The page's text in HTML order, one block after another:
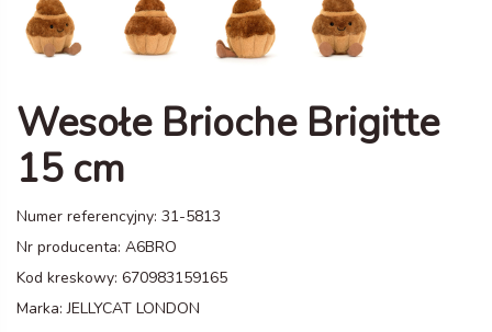
Wesołe Brioche Brigitte
15 cm
Numer referencyjny: 31-5813
Nr producenta: A6BRO
Kod kreskowy: 670983159165
Marka: JELLYCAT LONDON